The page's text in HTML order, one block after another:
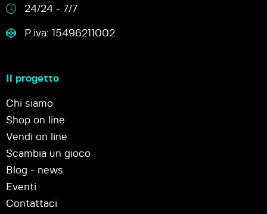
24/24 - 7/7
P.iva: 15496211002
Il progetto
Chi siamo
Shop on line
Vendi on line
Scambia un gioco
Blog - news
Eventi
Contattaci